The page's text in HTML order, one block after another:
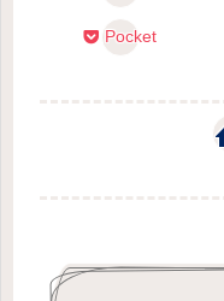
Pocket